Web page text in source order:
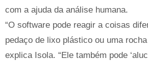
com a ajuda da análise humana.
“O software pode reagir a coisas
pedaço de lixo plástico ou uma
explica Isola. “Ele também pode